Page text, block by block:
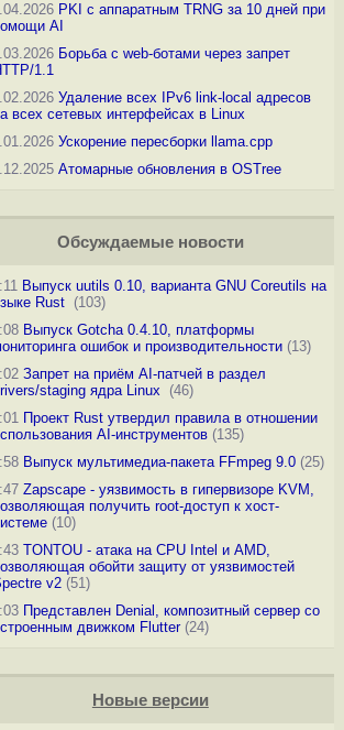
PKI с аппаратным TRNG за 10 дней при
AI
Борьба с web-ботами через запрет
1.1
Удаление всех IPv6 link-local адресов
всех сетевых интерфейсах в Linux
Ускорение пересборки llama.cpp
Атомарные обновления в OSTree
Обсуждаемые новости
Выпуск uutils 0.10, варианта GNU Coreutils на
Rust
(103)
Выпуск Gotcha 0.4.10, платформы
ошибок и производительности(13)
Запрет на приём AI-патчей в раздел
staging ядра Linux
(46)
Проект Rust утвердил правила в отношении
AI-инструментов(135)
Выпуск мультимедиа-пакета FFmpeg 9.0(25)
Zapscape - уязвимость в гипервизоре KVM,
получить root-доступ к хост-
(10)
TONTOU - атака на CPU Intel и AMD,
обойти защиту от уязвимостей
v2(51)
Представлен Denial, композитный сервер со
движком Flutter(24)
Новые версии